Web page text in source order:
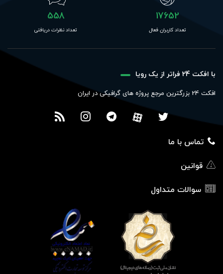
17652
تعداد کاربران فعال
558
تعداد نظرات دریافتی
با افکت 24 فراتر از یک رویا
افکت 24 بزرگترین مرجع پروژه های گرافیکی در ایران
تماس با ما
قوانین
سوالات متداول